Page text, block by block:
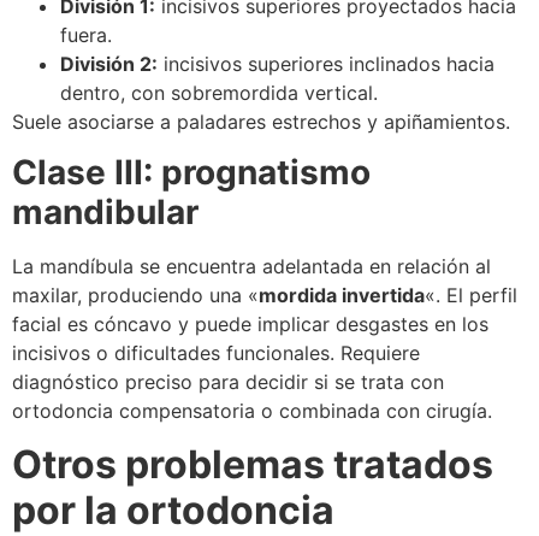
División 1: incisivos superiores proyectados hacia
fuera.
División 2: incisivos superiores inclinados hacia
dentro, con sobremordida vertical.
Suele asociarse a paladares estrechos y apiñamientos.
Clase III: prognatismo
mandibular
La mandíbula se encuentra adelantada en relación al
maxilar, produciendo una «mordida invertida«. El perfil
facial es cóncavo y puede implicar desgastes en los
incisivos o dificultades funcionales. Requiere
diagnóstico preciso para decidir si se trata con
ortodoncia compensatoria o combinada con cirugía.
Otros problemas tratados
por la ortodoncia